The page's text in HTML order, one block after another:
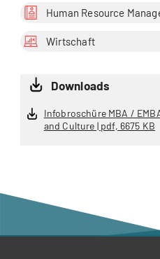
Human Resource
Wirtschaft
Downloads
Infobroschüre MBA /
and Culture | pdf, 6675 KB